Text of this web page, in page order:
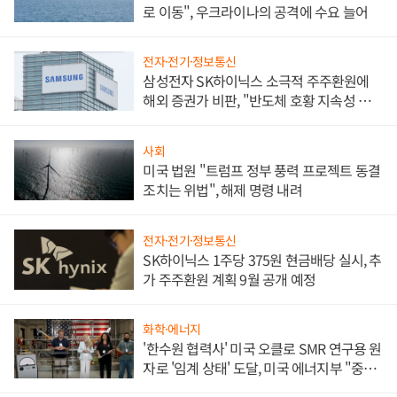
로 이동", 우크라이나의 공격에 수요 늘어
전자·전기·정보통신
삼성전자 SK하이닉스 소극적 주주환원에
해외 증권가 비판, "반도체 호황 지속성 의
사회
미국 법원 "트럼프 정부 풍력 프로젝트 동결
조치는 위법", 해제 명령 내려
전자·전기·정보통신
SK하이닉스 1주당 375원 현금배당 실시, 추
가 주주환원 계획 9월 공개 예정
화학·에너지
'한수원 협력사' 미국 오클로 SMR 연구용 원
자로 '임계 상태' 도달, 미국 에너지부 "중요